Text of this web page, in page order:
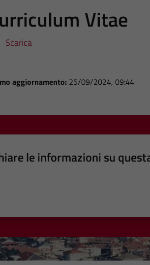
Vitae
Scarica
aggiornamento: 25/09/2024, 09:44
le informazioni su